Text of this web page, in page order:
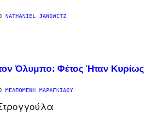
NATHANIEL JANOWITZ
Όλυμπο: Φέτος Ήταν Kυρίως
ΜΕΛΠΟΜΈΝΗ ΜΑΡΑΓΚΊΔΟΥ